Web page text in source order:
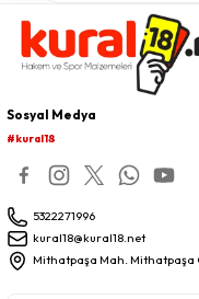
Sosyal Medya
#kural18
5322271996
kural18@kural18.net
Mithatpaşa Mah. Mithatpaşa